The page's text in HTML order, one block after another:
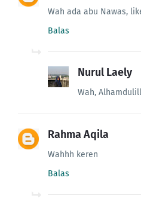
Wah ada abu Nawas,
Balas
Nurul Laely
Wah,
Rahma Aqila
Wahhh keren
Balas